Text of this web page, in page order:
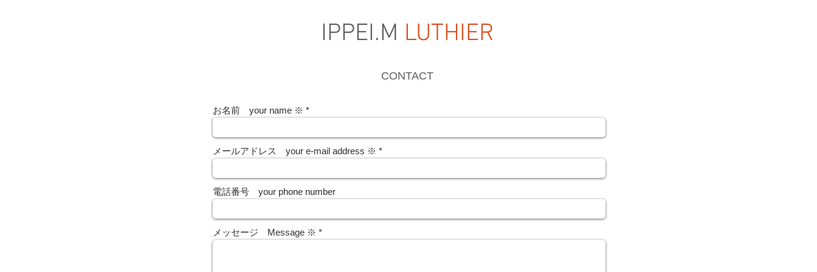
IPPEI.M LUTHIER
CONTACT
お名前 your name ※
メールアドレス your e-mail address ※
電話番号 your phone number
メッセージ Message ※